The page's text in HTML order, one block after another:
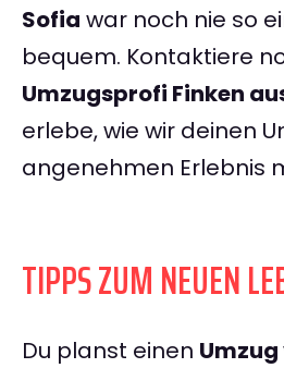
Sofia war noch nie so
bequem. Kontaktiere
Umzugsprofi Finken
erlebe, wie wir deinen
angenehmen Erlebnis
TIPPS ZUM NEUEN
Du planst einen